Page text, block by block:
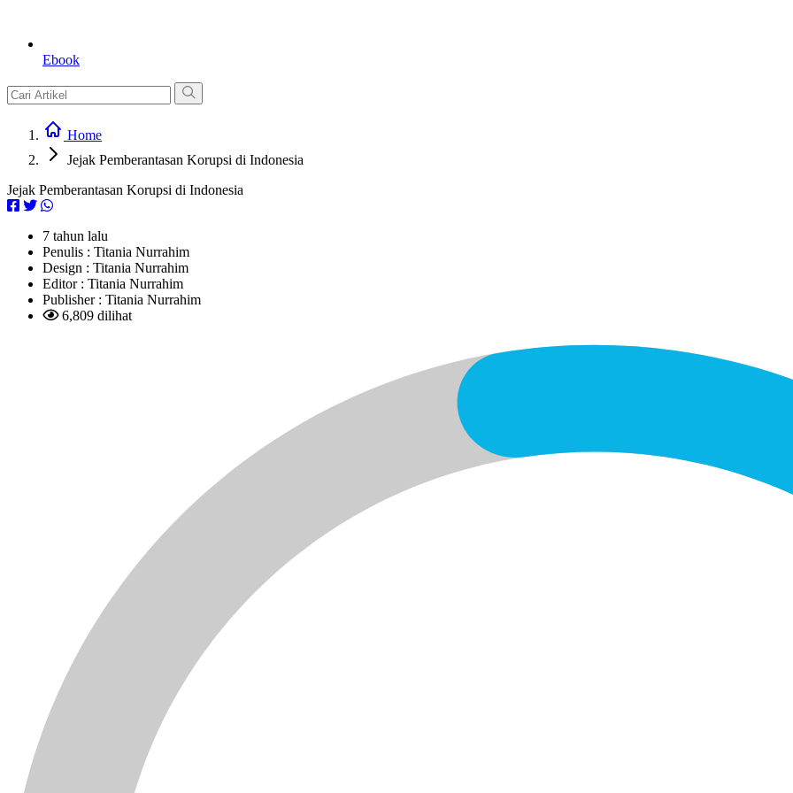
Ebook
Home
Jejak Pemberantasan Korupsi di Indonesia
Jejak Pemberantasan Korupsi di Indonesia
7 tahun lalu
Penulis : Titania Nurrahim
Design : Titania Nurrahim
Editor : Titania Nurrahim
Publisher : Titania Nurrahim
6,809 dilihat